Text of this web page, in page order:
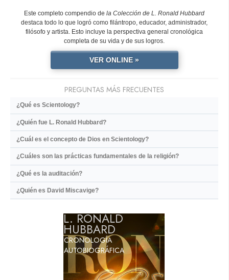
Este completo compendio de la Colección de L. Ronald Hubbard
destaca todo lo que logró como filántropo, educador, administrador,
filósofo y artista. Esto incluye la perspectiva general cronológica
completa de su vida y de sus logros.
VER ONLINE »
PREGUNTAS MÁS FRECUENTES
¿Qué es Scientology?
¿Quién fue L. Ronald Hubbard?
¿Cuál es el concepto de Dios en Scientology?
¿Cuáles son las prácticas fundamentales de la religión?
¿Qué es la auditación?
¿Quién es David Miscavige?
L. RONALD
HUBBARD
CRONOLOGÍA
AUTOBIOGRÁFICA